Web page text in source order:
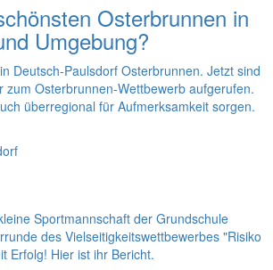
Osterbrunnen in
Umgebung?
Deutsch-Paulsdorf Osterbrunnen. Jetzt sind
zum Osterbrunnen-Wettbewerb aufgerufen.
überregional für Aufmerksamkeit sorgen.
Sportmannschaft der Grundschule
des Vielseitigkeitswettbewerbes "Risiko
Erfolg! Hier ist ihr Bericht.